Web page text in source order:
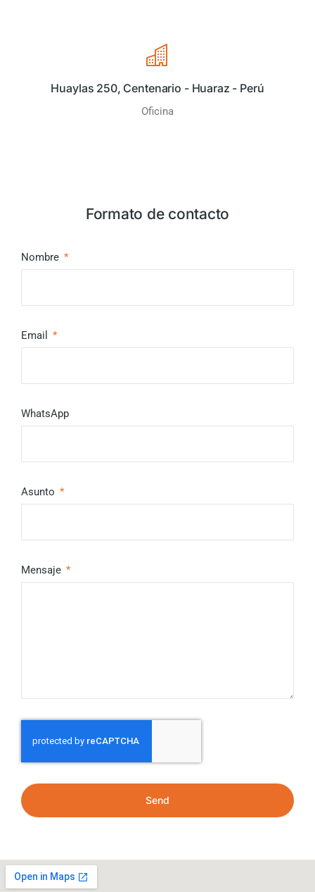
Huaylas 250, Centenario - Huaraz - Perú
Oficina
Formato de contacto
Nombre
Email
WhatsApp
Asunto
Mensaje
Send